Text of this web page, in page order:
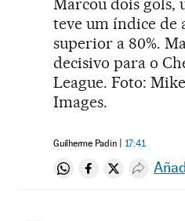
Marcou dois gols,
teve um índice de
superior a 80%.
decisivo para o
League. Foto:
Images.
Guilherme Padin 17:41
Compartir en
Compartir en
Compartir